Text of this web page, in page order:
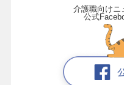
介護職向けニ
公式